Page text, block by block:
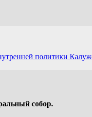
политики
собор.